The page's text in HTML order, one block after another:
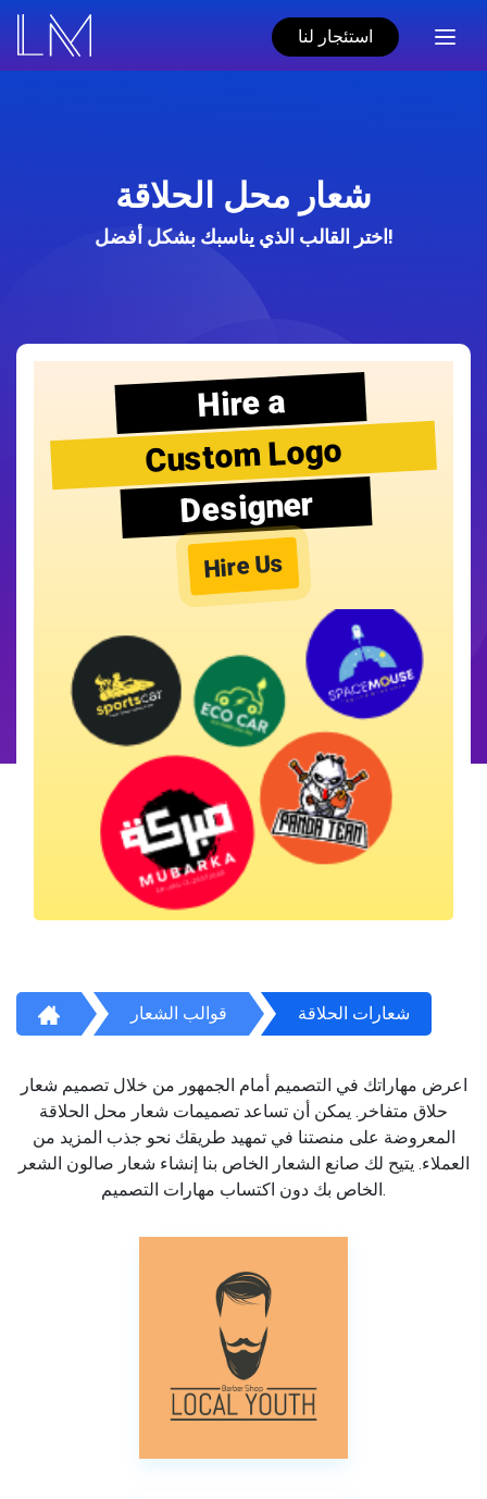
استئجار لنا
شعار محل الحلاقة
اختر القالب الذي يناسبك بشكل أفضل!
Hire a
Custom Logo
Designer
Hire Us
قوالب الشعار شعارات الحلاقة
اعرض مهاراتك في التصميم أمام الجمهور من خلال تصميم شعار
حلاق متفاخر. يمكن أن تساعد تصميمات شعار محل الحلاقة
المعروضة على منصتنا في تمهيد طريقك نحو جذب المزيد من
العملاء. يتيح لك صانع الشعار الخاص بنا إنشاء شعار صالون الشعر
الخاص بك دون اكتساب مهارات التصميم.